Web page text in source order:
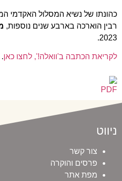
כהונתו של נשיא המסלול האקדמי
רבין הוארכה בארבע שנים נוספות,
2023.
לקריאת הכתבה ב'וואלה!', לחצו כאן.
ניווט
צור קשר
פרסים והוקרה
מפת אתר